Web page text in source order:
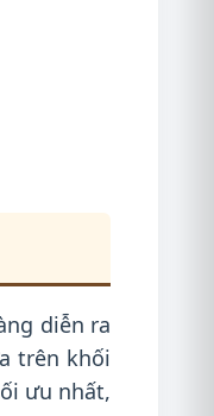
diễn ra
trên khối
ưu nhất,